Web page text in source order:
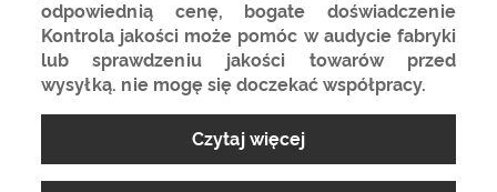
odpowiednią cenę, bogate doświadczenie
Kontrola jakości może pomóc w audycie fabryki
lub sprawdzeniu jakości towarów przed
wysyłką. nie mogę się doczekać współpracy.
Czytaj więcej